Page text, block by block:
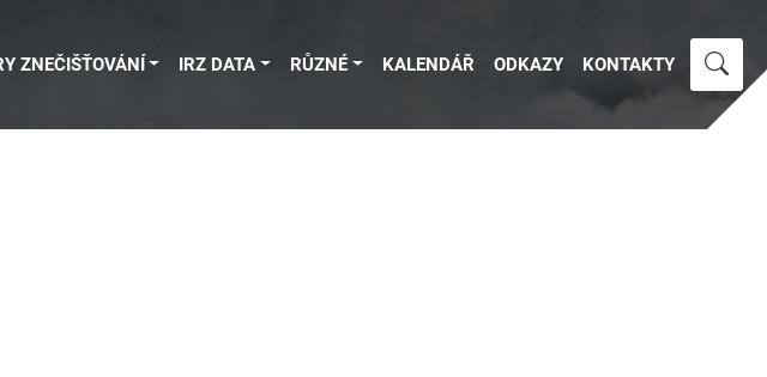
ZNEČIŠŤOVÁNÍ IRZ DATA RŮZNÉ KALENDÁŘ ODKAZY KONTAKTY